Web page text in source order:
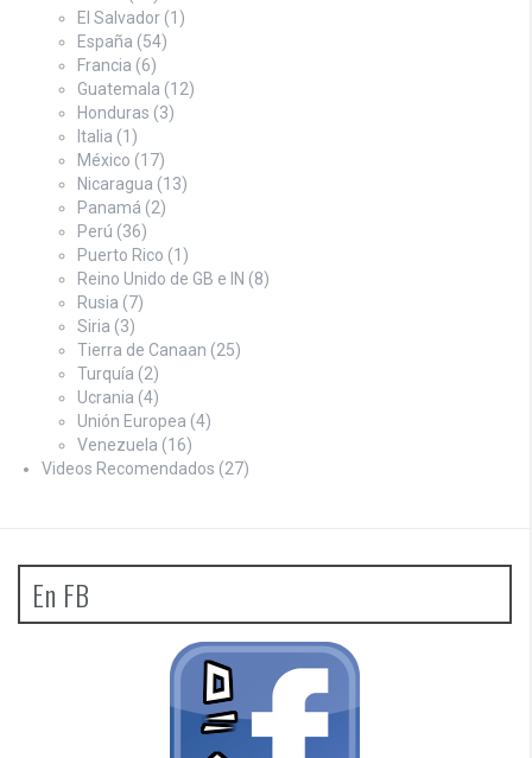
El Salvador (1)
España (54)
Francia (6)
Guatemala (12)
Honduras (3)
Italia (1)
México (17)
Nicaragua (13)
Panamá (2)
Perú (36)
Puerto Rico (1)
Reino Unido de GB e IN (8)
Rusia (7)
Siria (3)
Tierra de Canaan (25)
Turquía (2)
Ucrania (4)
Unión Europea (4)
Venezuela (16)
Videos Recomendados (27)
En FB